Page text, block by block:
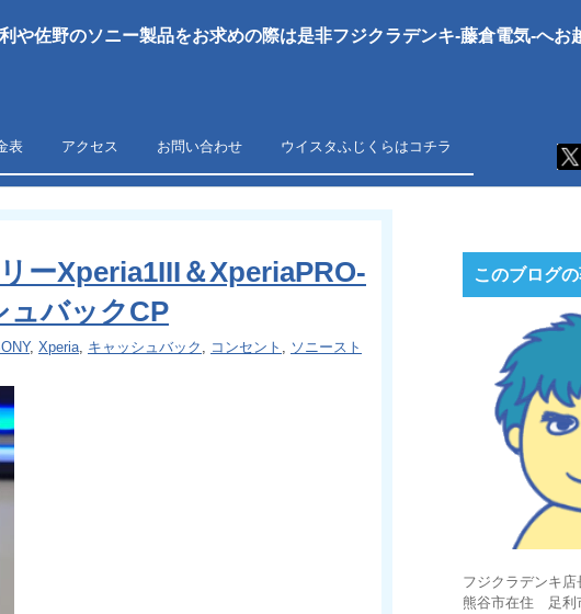
や佐野のソニー製品をお求めの際は是非フジクラデンキ-藤倉電気-へお
表 アクセス お問い合わせ ウイスタふじくらはコチラ
ーXperia1III＆XperiaPRO-
ュバックCP
, Xperia キャッシュバック コンセント
ソニースト
このブログ
フジクラデンキ
熊谷市在住 足利